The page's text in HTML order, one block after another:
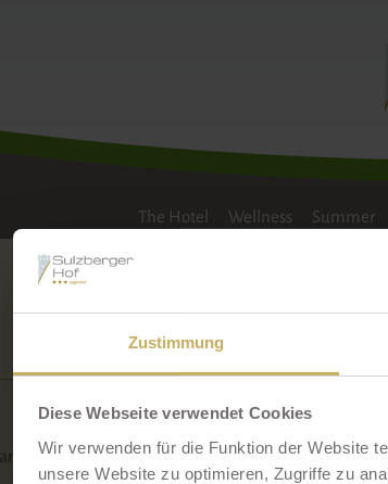
Zustimmung
Diese Webseite verwendet Cookies
Wir verwenden für die Funktion der Website
unsere Website zu optimieren, Zugriffe zu
The Hotel Wellness Summer
friends with the following partners: